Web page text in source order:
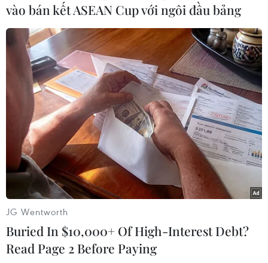
#Ai Cập #Bế tắc chính trị
#Hồi giáo
#Nỗ lực ngoại giao quốc tế
Ai Cập
Theo dõi VietnamPlus
TIN CÙNG CHUYÊN MỤC
Giao tranh dữ dội ở miền Tây Libya,
nhiều tù nhân vượt ngục
vào bán kết ASEAN Cup với ngôi đầu bảng
JG Wentworth
Buried In $10,000+ Of High-Interest Debt?
Read Page 2 Before Paying